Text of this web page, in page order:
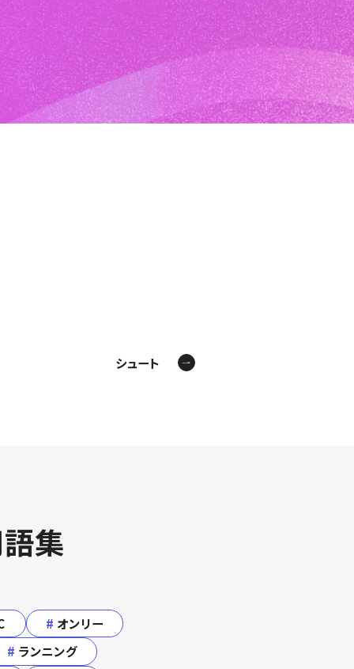
シュート
集
# オンリー
# ランニング